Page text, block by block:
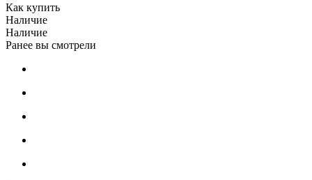
Как купить
Наличие
Наличие
Ранее вы смотрели